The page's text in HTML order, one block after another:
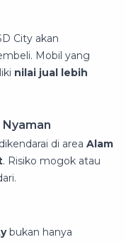
City akan
Mobil yang
nilai jual lebih
di area Alam
. Risiko mogok atau
bukan hanya